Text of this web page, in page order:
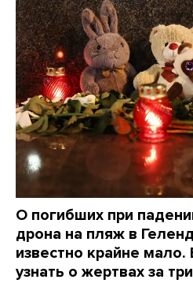
О погибших при
дрона на пляж в
известно крайне мало.
узнать о жертвах за